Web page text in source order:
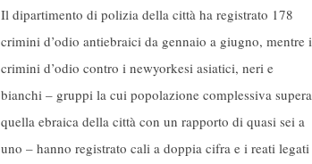
Il dipartimento di polizia della città ha registrato 178
crimini d’odio antiebraici da gennaio a giugno, mentre i
crimini d’odio contro i newyorkesi asiatici, neri e
bianchi – gruppi la cui popolazione complessiva supera
quella ebraica della città con un rapporto di quasi sei a
uno – hanno registrato cali a doppia cifra e i reati legati